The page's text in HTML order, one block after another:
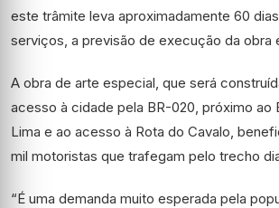
este trâmite leva aproximadamente 60
serviços, a previsão de execução da obra
A obra de arte especial, que será
acesso à cidade pela BR-020, próximo ao
Lima e ao acesso à Rota do Cavalo,
mil motoristas que trafegam pelo trecho
“É uma demanda muito esperada pela